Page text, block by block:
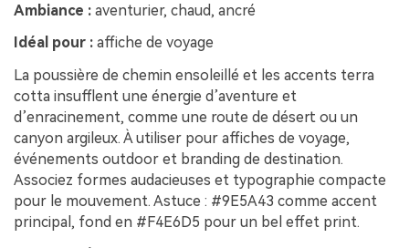
Ambiance : aventurier, chaud, ancré
Idéal pour : affiche de voyage
La poussière de chemin ensoleillé et les accents terra
cotta insufflent une énergie d’aventure et
d’enracinement, comme une route de désert ou un
canyon argileux. À utiliser pour affiches de voyage,
événements outdoor et branding de destination.
Associez formes audacieuses et typographie compacte
pour le mouvement. Astuce : #9E5A43 comme accent
principal, fond en #F4E6D5 pour un bel effet print.